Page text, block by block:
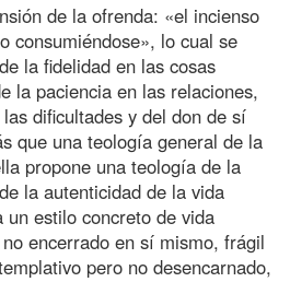
de la ofrenda: «el incienso
consumiéndose», lo cual se
la fidelidad en las cosas
la paciencia en las relaciones,
dificultades y del don de sí
que una teología general de la
propone una teología de la
la autenticidad de la vida
estilo concreto de vida
encerrado en sí mismo, frágil
pero no desencarnado,